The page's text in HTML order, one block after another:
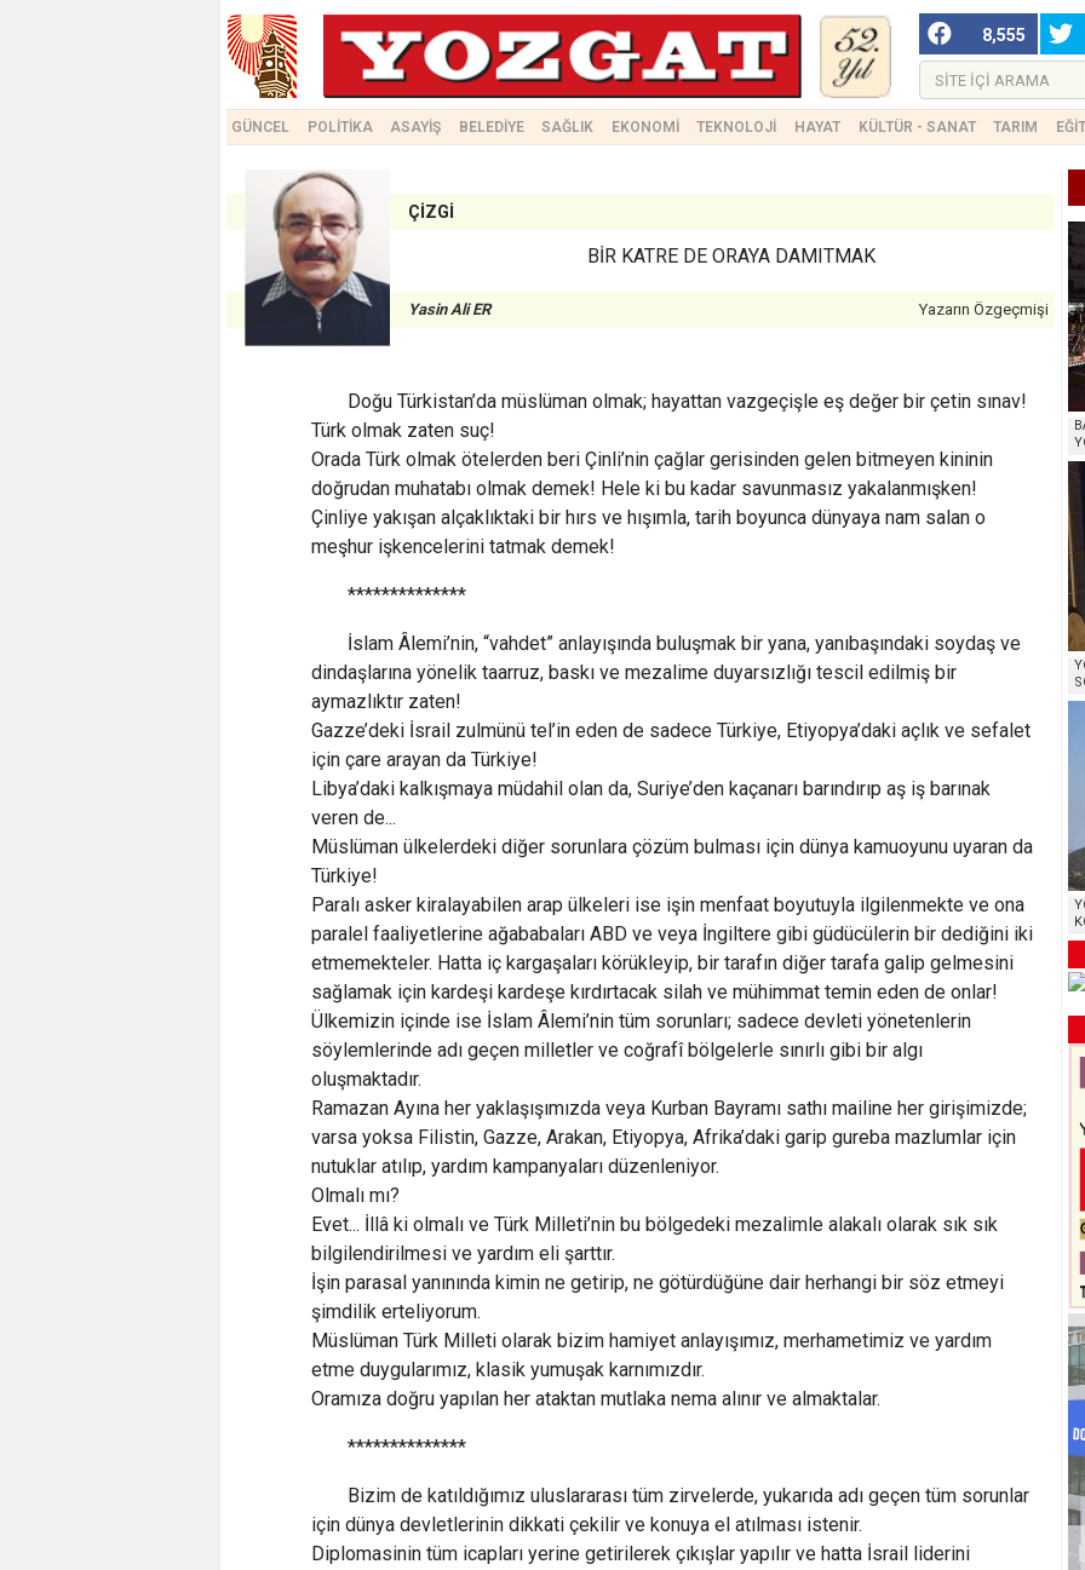
8,555
GÜNCEL POLİTİKA ASAYİŞ BELEDİYE SAĞLIK EKONOMİ TEKNOLOJİ HAYAT KÜLTÜR - SANAT TARIM
ÇİZGİ
BİR KATRE DE ORAYA DAMITMAK
Yasin Ali ER Yazarın Özgeçmişi
Doğu Türkistan’da müslüman olmak; hayattan vazgeçişle eş değer bir çetin sınav!
Türk olmak zaten suç!
Orada Türk olmak ötelerden beri Çinli’nin çağlar gerisinden gelen bitmeyen kininin
doğrudan muhatabı olmak demek! Hele ki bu kadar savunmasız yakalanmışken!
Çinliye yakışan alçaklıktaki bir hırs ve hışımla, tarih boyunca dünyaya nam salan o
meşhur işkencelerini tatmak demek!
**************
İslam Âlemi’nin, “vahdet” anlayışında buluşmak bir yana, yanıbaşındaki soydaş ve
dindaşlarına yönelik taarruz, baskı ve mezalime duyarsızlığı tescil edilmiş bir
aymazlıktır zaten!
Gazze’deki İsrail zulmünü tel’in eden de sadece Türkiye, Etiyopya’daki açlık ve sefalet
için çare arayan da Türkiye!
Libya’daki kalkışmaya müdahil olan da, Suriye’den kaçanarı barındırıp aş iş barınak
veren de...
Müslüman ülkelerdeki diğer sorunlara çözüm bulması için dünya kamuoyunu uyaran da
Türkiye!
Paralı asker kiralayabilen arap ülkeleri ise işin menfaat boyutuyla ilgilenmekte ve ona
paralel faaliyetlerine ağababaları ABD ve veya İngiltere gibi güdücülerin bir dediğini iki
etmemekteler. Hatta iç kargaşaları körükleyip, bir tarafın diğer tarafa galip gelmesini
sağlamak için kardeşi kardeşe kırdırtacak silah ve mühimmat temin eden de onlar!
Ülkemizin içinde ise İslam Âlemi’nin tüm sorunları; sadece devleti yönetenlerin
söylemlerinde adı geçen milletler ve coğrafî bölgelerle sınırlı gibi bir algı
oluşmaktadır.
Ramazan Ayına her yaklaşışımızda veya Kurban Bayramı sathı mailine her girişimizde;
varsa yoksa Filistin, Gazze, Arakan, Etiyopya, Afrika’daki garip gureba mazlumlar için
nutuklar atılıp, yardım kampanyaları düzenleniyor.
Olmalı mı?
Evet... İllâ ki olmalı ve Türk Milleti’nin bu bölgedeki mezalimle alakalı olarak sık sık
bilgilendirilmesi ve yardım eli şarttır.
İşin parasal yanınında kimin ne getirip, ne götürdüğüne dair herhangi bir söz etmeyi
şimdilik erteliyorum.
Müslüman Türk Milleti olarak bizim hamiyet anlayışımız, merhametimiz ve yardım
etme duygularımız, klasik yumuşak karnımızdır.
Oramıza doğru yapılan her ataktan mutlaka nema alınır ve almaktalar.
**************
Bizim de katıldığımız uluslararası tüm zirvelerde, yukarıda adı geçen tüm sorunlar
için dünya devletlerinin dikkati çekilir ve konuya el atılması istenir.
Diplomasinin tüm icapları yerine getirilerek çıkışlar yapılır ve hatta İsrail liderini